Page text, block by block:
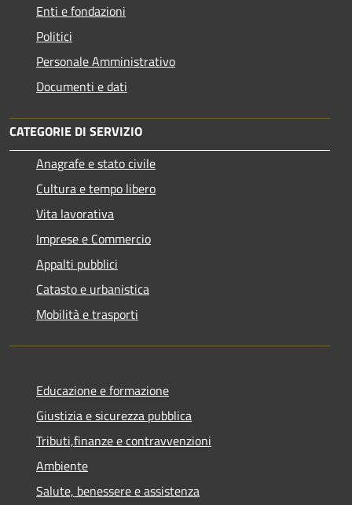
Enti e fondazioni
Politici
Personale Amministrativo
Documenti e dati
CATEGORIE DI SERVIZIO
Anagrafe e stato civile
Cultura e tempo libero
Vita lavorativa
Imprese e Commercio
Appalti pubblici
Catasto e urbanistica
Mobilità e trasporti
Educazione e formazione
Giustizia e sicurezza pubblica
Tributi,finanze e contravvenzioni
Ambiente
Salute, benessere e assistenza